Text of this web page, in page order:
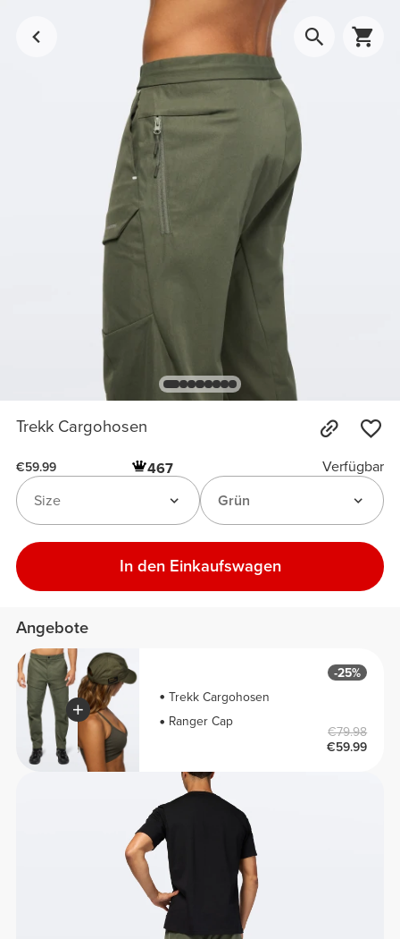
Trekk Cargohosen
€59.99 467
Verfügbar
Grün
Size
In den Einkaufswagen
Angebote
Trekk Cargohosen
Ranger Cap
-25%
€79.98
€59.99